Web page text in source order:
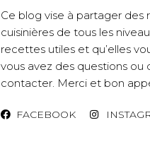
Ce blog vise à partager des
cuisinières de tous les
recettes utiles et qu’elles
vous avez des questions ou
contacter. Merci et bon
FACEBOOK